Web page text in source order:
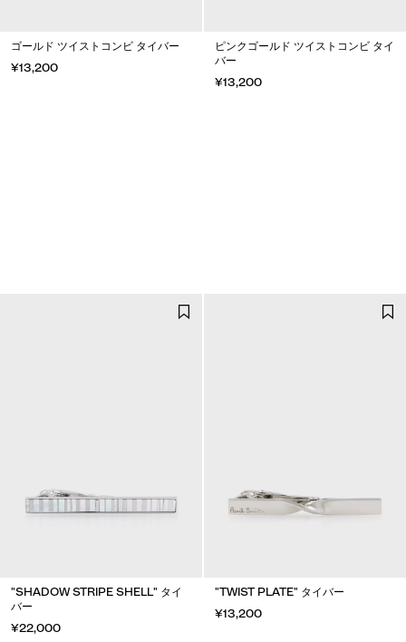
ゴールド ツイストコンビ タイバー
¥13,200
ピンクゴールド ツイストコンビ タイ
バー
¥13,200
"SHADOW STRIPE SHELL" タイ
バー
¥22,000
"TWIST PLATE" タイバー
¥13,200